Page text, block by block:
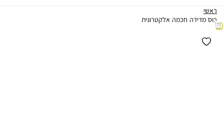
ראשי
כוס מדידה חכמה אלקטרונית